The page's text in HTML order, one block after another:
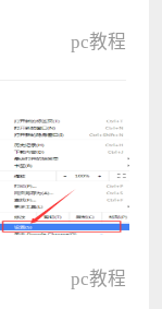
pc教程
pc教程